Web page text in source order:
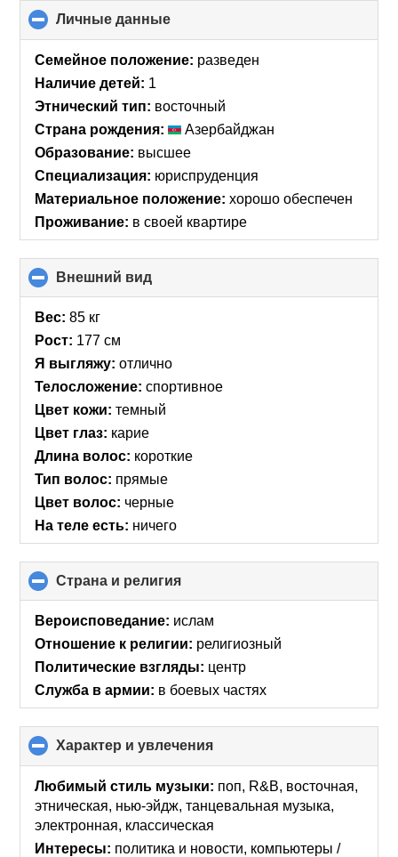
Личные данные
to
collapse
contents
Семейное положение: разведен
Наличие детей: 1
Этнический тип: восточный
Страна рождения:
Азербайджан
Образование: высшее
Специализация: юриспруденция
Материальное положение: хорошо обеспечен
Проживание: в своей квартире
Внешний вид
to
Вес: 85 кг
Рост: 177 см
Я выгляжу: отлично
Телосложение: спортивное
Цвет кожи: темный
Цвет глаз: карие
Длина волос: короткие
Тип волос: прямые
Цвет волос: черные
На теле есть: ничего
Страна и религия
to
collapse
Вероисповедание: ислам
Отношение к религии: религиозный
Политические взгляды: центр
Служба в армии: в боевых частях
Характер и увлечения
to
collapse
contents
Любимый стиль музыки: поп, R&B, восточная,
этническая, нью-эйдж, танцевальная музыка,
электронная, классическая
Интересы: политика и новости, компьютеры /